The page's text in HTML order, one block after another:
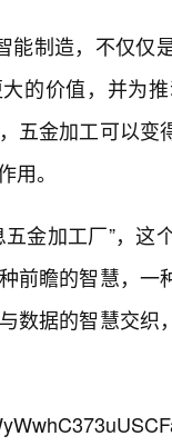
能制造，不仅
的价值，并为
五金加工可以
用。
五金加工厂”，
前瞻的智慧，
数据的智慧交